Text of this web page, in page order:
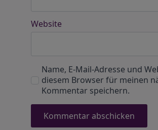
Website
Name, E-Mail-Adresse und
diesem Browser für meinen
Kommentar speichern.